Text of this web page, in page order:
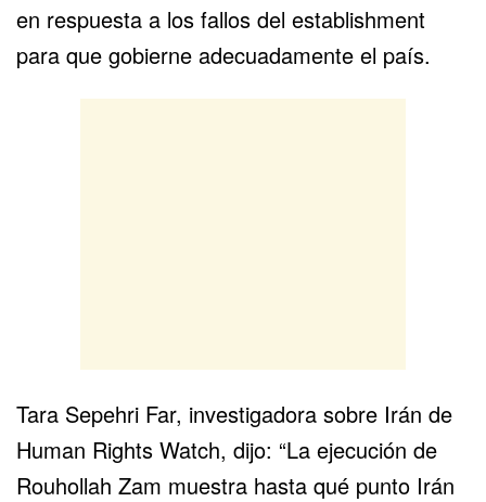
en respuesta a los fallos del establishment
para que gobierne adecuadamente el país.
Tara Sepehri Far, investigadora sobre Irán de
Human Rights Watch, dijo: “La ejecución de
Rouhollah Zam muestra hasta qué punto Irán